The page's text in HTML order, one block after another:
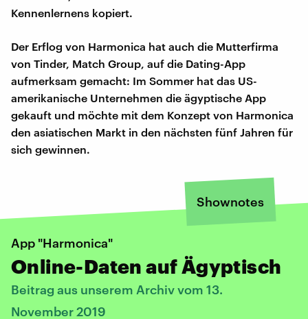
Kennenlernens kopiert.
Der Erflog von Harmonica hat auch die Mutterfirma
von Tinder, Match Group, auf die Dating-App
aufmerksam gemacht: Im Sommer hat das US-
amerikanische Unternehmen die ägyptische App
gekauft und möchte mit dem Konzept von Harmonica
den asiatischen Markt in den nächsten fünf Jahren für
sich gewinnen.
Shownotes
App "Harmonica"
Online-Daten auf Ägyptisch
Beitrag aus unserem Archiv vom 13.
November 2019